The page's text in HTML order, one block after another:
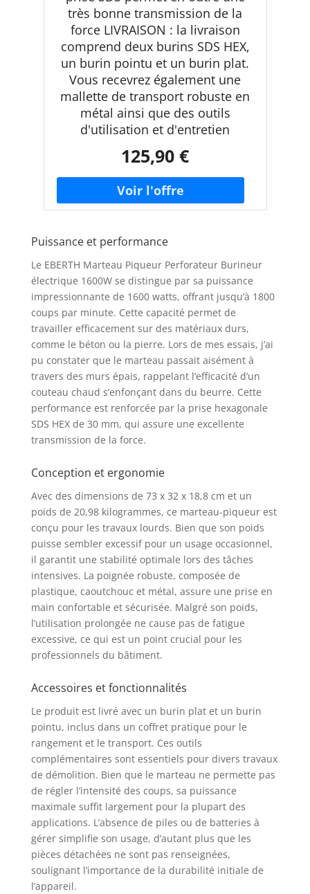
très bonne transmission de la
force LIVRAISON : la livraison
comprend deux burins SDS HEX,
un burin pointu et un burin plat.
Vous recevrez également une
mallette de transport robuste en
métal ainsi que des outils
d'utilisation et d'entretien
125,90 €
Puissance et performance
Le EBERTH Marteau Piqueur Perforateur Burineur
électrique 1600W se distingue par sa puissance
impressionnante de 1600 watts, offrant jusqu’à 1800
coups par minute. Cette capacité permet de
travailler efficacement sur des matériaux durs,
comme le béton ou la pierre. Lors de mes essais, j’ai
pu constater que le marteau passait aisément à
travers des murs épais, rappelant l’efficacité d’un
couteau chaud s’enfonçant dans du beurre. Cette
performance est renforcée par la prise hexagonale
SDS HEX de 30 mm, qui assure une excellente
transmission de la force.
Conception et ergonomie
Avec des dimensions de 73 x 32 x 18,8 cm et un
poids de 20,98 kilogrammes, ce marteau-piqueur est
conçu pour les travaux lourds. Bien que son poids
puisse sembler excessif pour un usage occasionnel,
il garantit une stabilité optimale lors des tâches
intensives. La poignée robuste, composée de
plastique, caoutchouc et métal, assure une prise en
main confortable et sécurisée. Malgré son poids,
l’utilisation prolongée ne cause pas de fatigue
excessive, ce qui est un point crucial pour les
professionnels du bâtiment.
Accessoires et fonctionnalités
Le produit est livré avec un burin plat et un burin
pointu, inclus dans un coffret pratique pour le
rangement et le transport. Ces outils
complémentaires sont essentiels pour divers travaux
de démolition. Bien que le marteau ne permette pas
de régler l’intensité des coups, sa puissance
maximale suffit largement pour la plupart des
applications. L’absence de piles ou de batteries à
gérer simplifie son usage, d’autant plus que les
pièces détachées ne sont pas renseignées,
soulignant l’importance de la durabilité initiale de
l’appareil.